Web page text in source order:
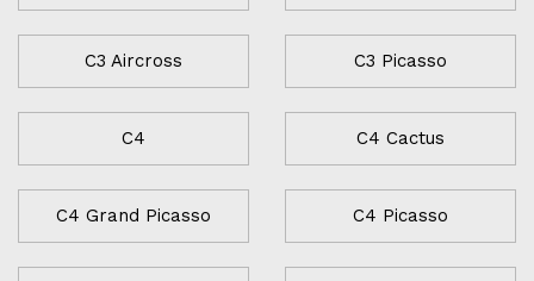
C3 Aircross C3 Picasso
C4 C4 Cactus
C4 Grand Picasso C4 Picasso